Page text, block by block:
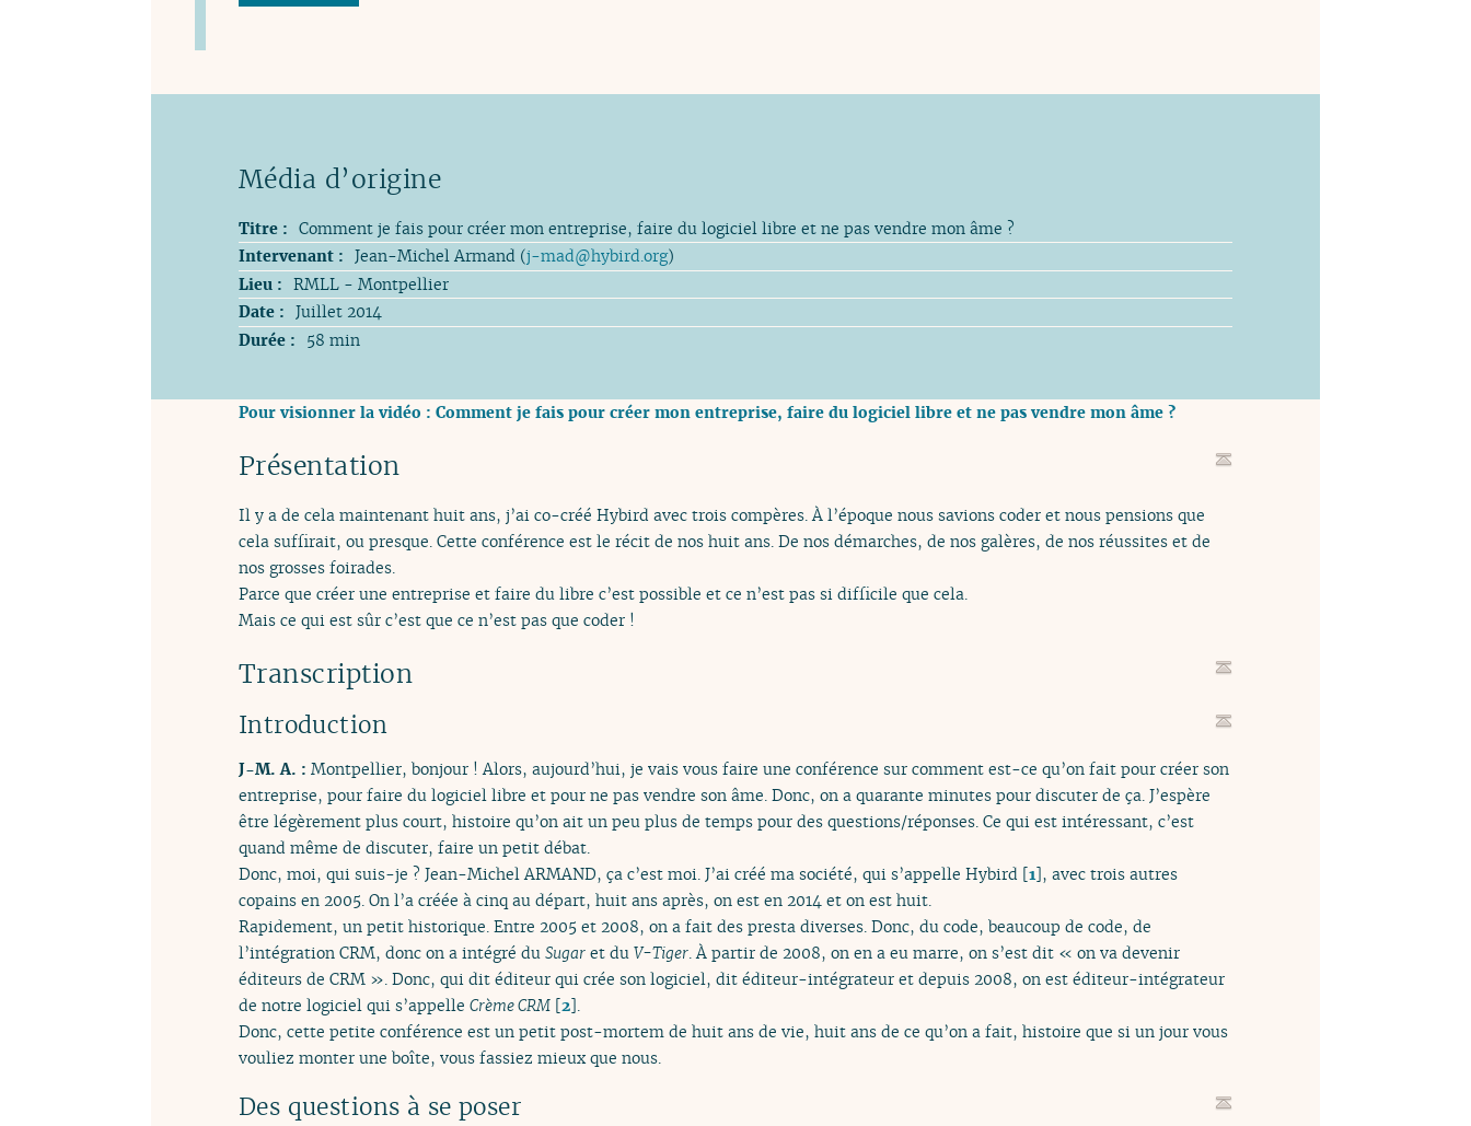
Titre : Comment je fais pour créer mon entreprise, faire du logiciel libre et ne pas vendre mon âme ?
Intervenant : Jean-Michel Armand (j-mad@hybird.org)
Lieu : RMLL - Montpellier
Date : Juillet 2014
Durée :
58 min
Pour visionner la vidéo : Comment je fais pour créer mon entreprise, faire du logiciel libre et ne pas vendre mon âme ?
Présentation
Il y a de cela maintenant huit ans, j’ai co-créé Hybird avec trois compères. À l’époque nous savions coder et nous pensions que
cela suffirait, ou presque. Cette conférence est le récit de nos huit ans. De nos démarches, de nos galères, de nos réussites et de
nos grosses foirades.
Parce que créer une entreprise et faire du libre c’est possible et ce n’est pas si difficile que cela.
Mais ce qui est sûr c’est que ce n’est pas que coder !
Transcription
Introduction
J-M. A. : Montpellier, bonjour ! Alors, aujourd’hui, je vais vous faire une conférence sur comment est-ce qu’on fait pour créer son
entreprise, pour faire du logiciel libre et pour ne pas vendre son âme. Donc, on a quarante minutes pour discuter de ça. J’espère
être légèrement plus court, histoire qu’on ait un peu plus de temps pour des questions/réponses. Ce qui est intéressant, c’est
quand même de discuter, faire un petit débat.
Donc, moi, qui suis-je ? Jean-Michel ARMAND, ça c’est moi. J’ai créé ma société, qui s’appelle Hybird [1], avec trois autres
copains en 2005. On l’a créée à cinq au départ, huit ans après, on est en 2014 et on est huit.
Rapidement, un petit historique. Entre 2005 et 2008, on a fait des presta diverses. Donc, du code, beaucoup de code, de
l’intégration CRM, donc on a intégré du Sugar et du V-Tiger. À partir de 2008, on en a eu marre, on s’est dit « on va devenir
éditeurs de CRM ». Donc, qui dit éditeur qui crée son logiciel, dit éditeur-intégrateur et depuis 2008, on est éditeur-intégrateur
de notre logiciel qui s’appelle Crème CRM [2].
Donc, cette petite conférence est un petit post-mortem de huit ans de vie, huit ans de ce qu’on a fait, histoire que si un jour vous
vouliez monter une boîte, vous fassiez mieux que nous.
Des questions à se poser